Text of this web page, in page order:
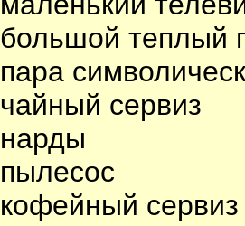
теплый
сервиз
сервиз